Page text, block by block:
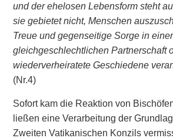
und der ehelosen Lebensform steht
sie gebietet nicht, Menschen
Treue und gegenseitige Sorge in einer
gleichgeschlechtlichen Partnerschaft
wiederverheiratete Geschiedene
(Nr.4)
Sofort kam die Reaktion von
ließen eine Verarbeitung der
Zweiten Vatikanischen Konzils